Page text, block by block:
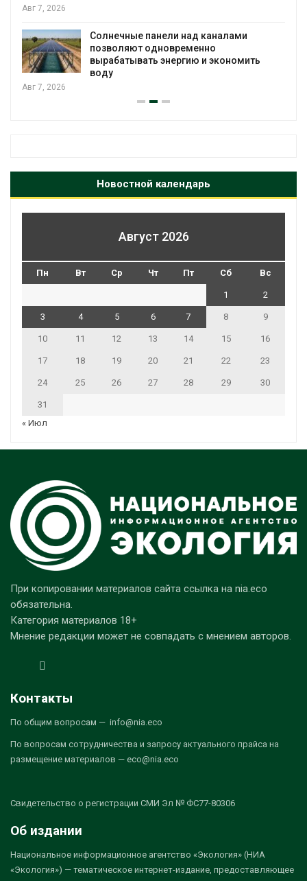
Авг 7, 2026
Солнечные панели над каналами
позволяют одновременно
вырабатывать энергию и экономить
воду
Авг 7, 2026
Новостной календарь
Август 2026
Пн Вт Ср Чт Пт Сб Вс
1 2
3 4 5 6 7 8 9
10 11 12 13 14 15 16
17 18 19 20 21 22 23
24 25 26 27 28 29 30
31
« Июл
При копировании материалов сайта ссылка на nia.eco
обязательна.
Категория материалов 18+
Мнение редакции может не совпадать с мнением авторов.
Контакты
По общим вопросам — info@nia.eco
По вопросам сотрудничества и запросу актуального прайса на
размещение материалов — eco@nia.eco
Свидетельство о регистрации СМИ Эл № ФС77-80306
Об издании
Национальное информационное агентство «Экология» (НИА
«Экология») — тематическое интернет-издание, предоставляющее